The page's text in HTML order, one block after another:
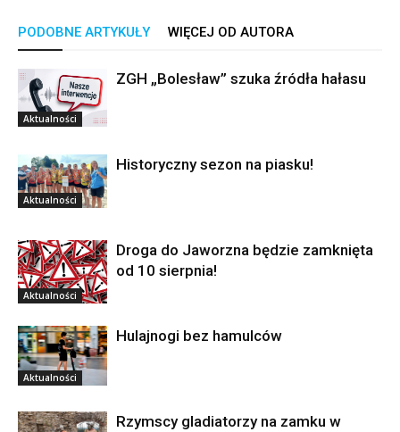
PODOBNE ARTYKUŁY WIĘCEJ OD AUTORA
Aktualności
ZGH „Bolesław” szuka źródła hałasu
Aktualności
Historyczny sezon na piasku!
Aktualności
Droga do Jaworzna będzie zamknięta
od 10 sierpnia!
Aktualności
Hulajnogi bez hamulców
Rzymscy gladiatorzy na zamku w